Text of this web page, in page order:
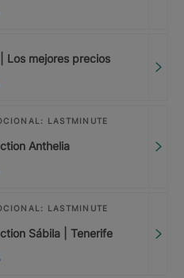
Los mejores precios
LASTMINUTE
Anthelia
LASTMINUTE
Sábila | Tenerife